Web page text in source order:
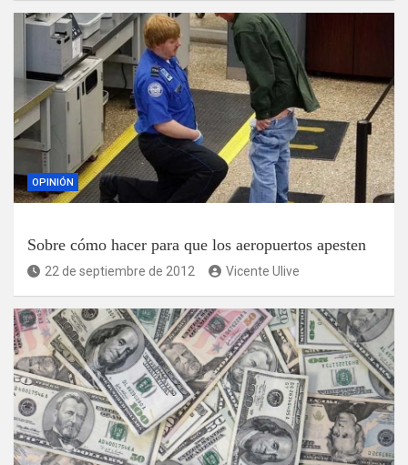
OPINIÓN
Sobre cómo hacer para que los aeropuertos apesten
22 de septiembre de 2012 Vicente Ulive